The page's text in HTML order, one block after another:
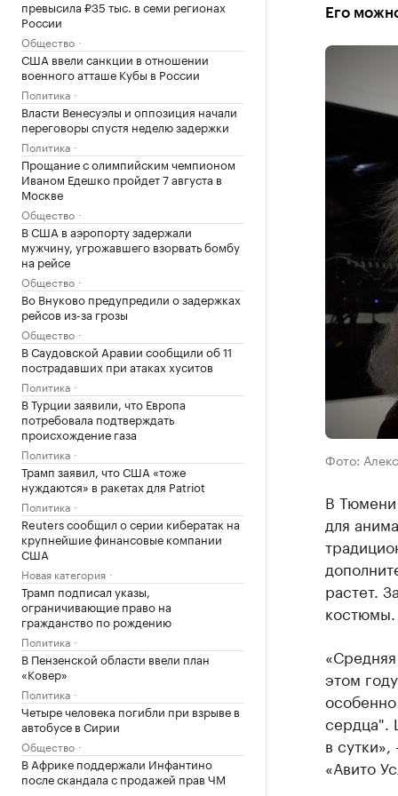
превысила ₽35 тыс. в семи регионах
России
Общество
США ввели санкции в отношении
военного атташе Кубы в России
Политика
Власти Венесуэлы и оппозиция начали
переговоры спустя неделю задержки
Политика
Прощание с олимпийским чемпионом
Иваном Едешко пройдет 7 августа в
Москве
Общество
В США в аэропорту задержали
мужчину, угрожавшего взорвать бомбу
на рейсе
Общество
Во Внуково предупредили о задержках
рейсов из-за грозы
Общество
В Саудовской Аравии сообщили об 11
пострадавших при атаках хуситов
Политика
В Турции заявили, что Европа
потребовала подтверждать
происхождение газа
Политика
Трамп заявил, что США «тоже
нуждаются» в ракетах для Patriot
Политика
Reuters сообщил о серии кибератак на
крупнейшие финансовые компании
США
Новая категория
Трамп подписал указы,
ограничивающие право на
гражданство по рождению
Политика
В Пензенской области ввели план
«Ковер»
Политика
Четыре человека погибли при взрыве в
автобусе в Сирии
Общество
В Африке поддержали Инфантино
после скандала с продажей прав ЧМ
Его
Фото:
В
для
растет.
костюмы.
этом
сердца".
в
«Авито